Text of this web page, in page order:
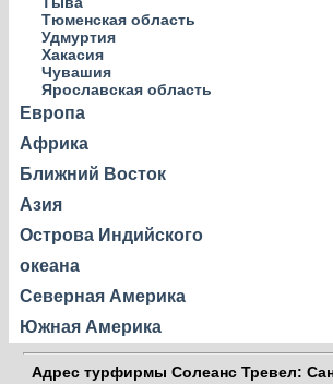
Тюменская область
Удмуртия
Хакасия
Чувашия
Ярославская область
Европа
Африка
Ближний Восток
Азия
Острова Индийского
океана
Северная Америка
Южная Америка
Адрес турфирмы Солеанс Тревел: